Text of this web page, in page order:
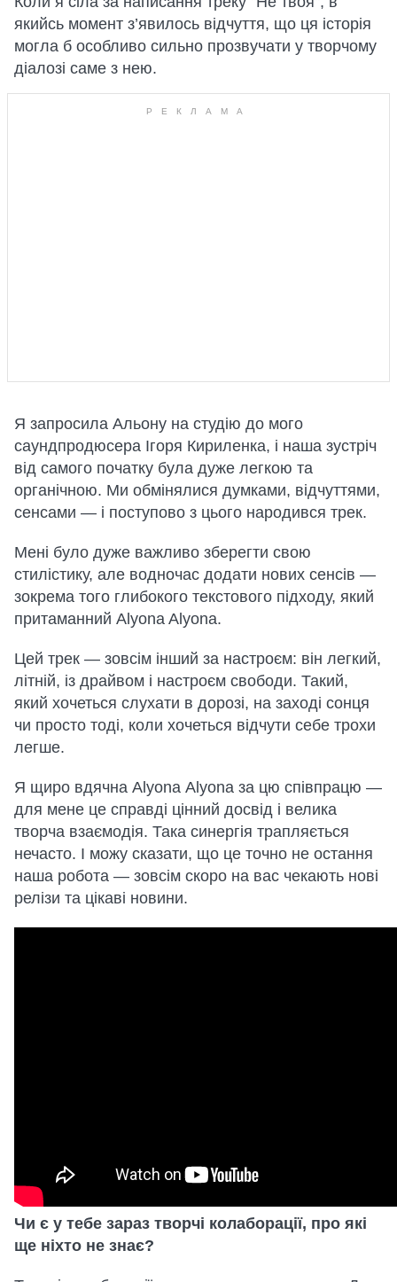
якийсь момент з’явилось відчуття, що ця історія
могла б особливо сильно прозвучати у творчому
діалозі саме з нею.
Я запросила Альону на студію до мого
саундпродюсера Ігоря Кириленка, і наша зустріч
від самого початку була дуже легкою та
органічною. Ми обмінялися думками, відчуттями,
сенсами — і поступово з цього народився трек.
Мені було дуже важливо зберегти свою
стилістику, але водночас додати нових сенсів —
зокрема того глибокого текстового підходу, який
притаманний Alyona Alyona.
Цей трек — зовсім інший за настроєм: він легкий,
літній, із драйвом і настроєм свободи. Такий,
який хочеться слухати в дорозі, на заході сонця
чи просто тоді, коли хочеться відчути себе трохи
легше.
Я щиро вдячна Аlyona Аlyona за цю співпрацю —
для мене це справді цінний досвід і велика
творча взаємодія. Така синергія трапляється
нечасто. І можу сказати, що це точно не остання
наша робота — зовсім скоро на вас чекають нові
релізи та цікаві новини.
Чи є у тебе зараз творчі колаборації, про які
ще ніхто не знає?